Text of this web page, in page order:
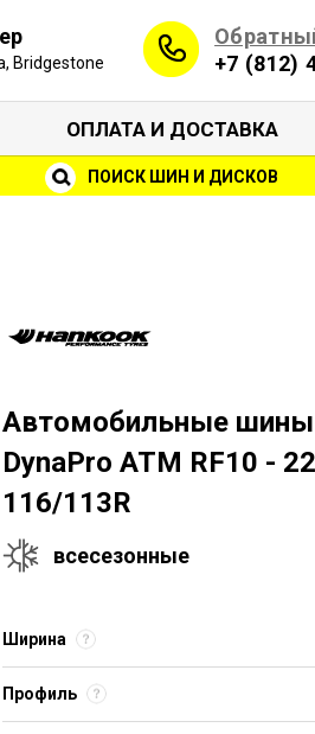
Bridgestone
+7 (812)
ОПЛАТА И ДОСТАВКА
ПОИСК ШИН И ДИСКОВ
Автомобильные шины
DynaPro ATM RF10 -
116/113R
всесезонные
Ширина
Профиль